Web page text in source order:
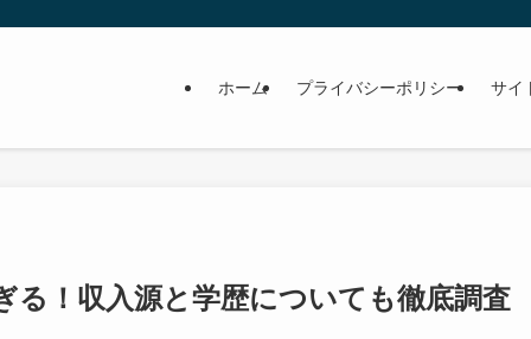
ホーム プライバシーポリシー サイ
る！収入源と学歴についても徹底調査